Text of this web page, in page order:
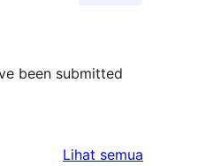
been submitted
Lihat semua